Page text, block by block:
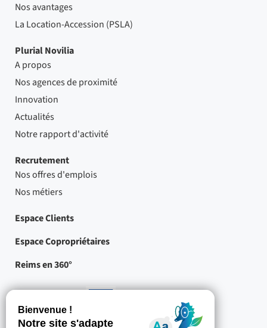
Nos avantages
La Location-Accession (PSLA)
Plurial Novilia
A propos
Nos agences de proximité
Innovation
Actualités
Notre rapport d'activité
Recrutement
Nos offres d'emplois
Nos métiers
Espace Clients
Espace Copropriétaires
Reims en 360°